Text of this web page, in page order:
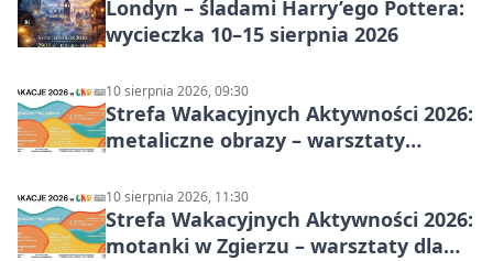
Londyn – śladami Harry’ego Pottera:
wycieczka 10–15 sierpnia 2026
10 sierpnia 2026, 09:30
Strefa Wakacyjnych Aktywności 2026:
metaliczne obrazy – warsztaty
10 sierpnia 2026, 11:30
Strefa Wakacyjnych Aktywności 2026:
motanki w Zgierzu – warsztaty dla